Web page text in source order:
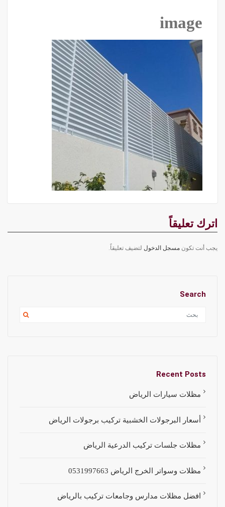
image
اترك تعليقاً
يجب أنت تكون مسجل الدخول لتضيف تعليقاً.
Search
Recent Posts
مظلات سيارات الرياض
أسعار البرجولات الخشبية تركيب برجولات الرياض
مظلات جلسات تركيب الدرعية الرياض
مظلات وسواتر الخرج الرياض 0531997663
افضل مظلات مدارس وجامعات تركيب بالرياض